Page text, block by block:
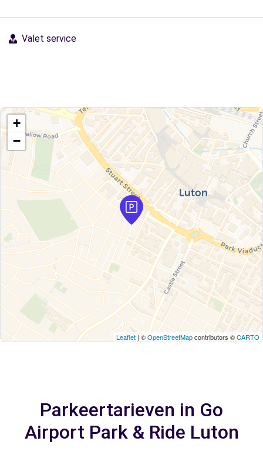
Valet service
+
−
Leaflet | ©OpenStreetMapcontributors ©CARTO
Parkeertarieven in Go
Airport Park & Ride Luton